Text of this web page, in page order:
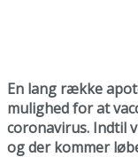
En lang række
mulighed for at
coronavirus. Indtil
og der kommer